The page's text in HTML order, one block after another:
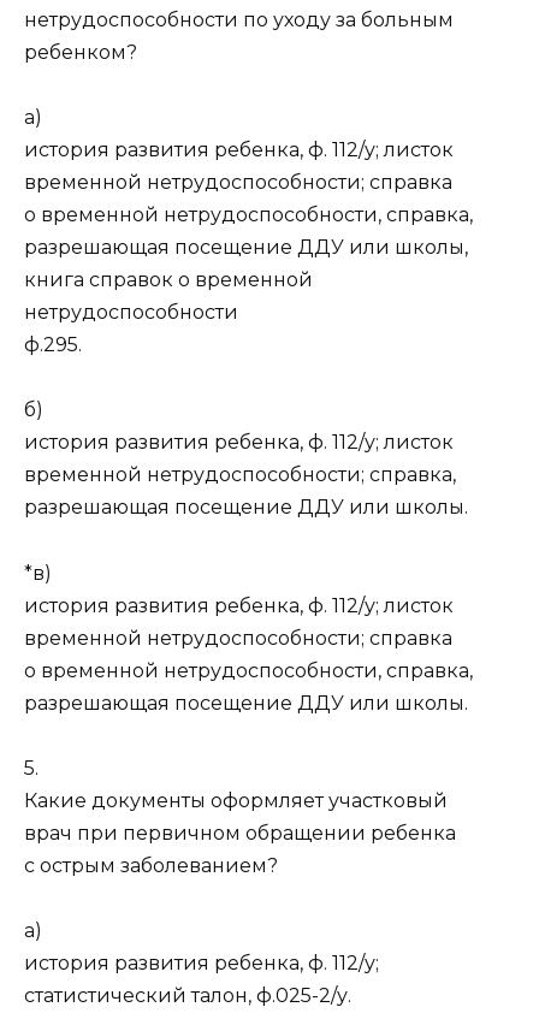
нетрудоспособности по уходу за больным
ребенком?
а)
история развития ребенка, ф. 112/у; листок
временной нетрудоспособности; справка
о временной нетрудоспособности, справка,
разрешающая посещение ДДУ или школы,
книга справок о временной
нетрудоспособности
ф.295.
б)
история развития ребенка, ф. 112/у; листок
временной нетрудоспособности; справка,
разрешающая посещение ДДУ или школы.
*в)
история развития ребенка, ф. 112/у; листок
временной нетрудоспособности; справка
о временной нетрудоспособности, справка,
разрешающая посещение ДДУ или школы.
5.
Какие документы оформляет участковый
врач при первичном обращении ребенка
с острым заболеванием?
а)
история развития ребенка, ф. 112/у;
статистический талон, ф.025-2/у.